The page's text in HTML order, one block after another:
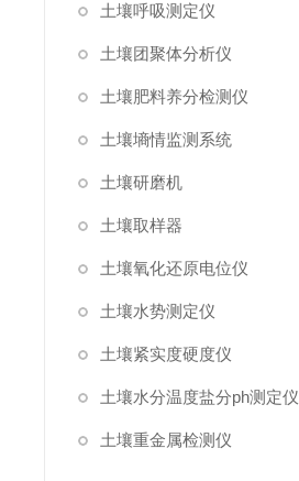
土壤呼吸测定仪
土壤团聚体分析仪
土壤肥料养分检测仪
土壤墒情监测系统
土壤研磨机
土壤取样器
土壤氧化还原电位仪
土壤水势测定仪
土壤紧实度硬度仪
土壤水分温度盐分ph测定仪
土壤重金属检测仪